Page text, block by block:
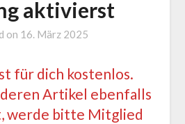
aktivierst
on 16. März 2025
Loga
für dich kostenlos.
Artikel ebenfalls
werde bitte Mitglied